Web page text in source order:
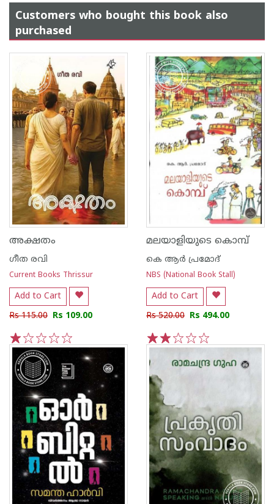
Customers who bought this book also
purchased
അക്ഷതം
ഗീത രവി
Current Books Thrissur
Add to Cart
Rs 115.00 Rs 109.00
5
4
3
2
1
മലയാളിയുടെ കൊമ്പ്
കെ ആർ പ്രമോദ്
NBS (National Book Stall)
Add to Cart
Rs 520.00 Rs 494.00
5
4
3
2
1